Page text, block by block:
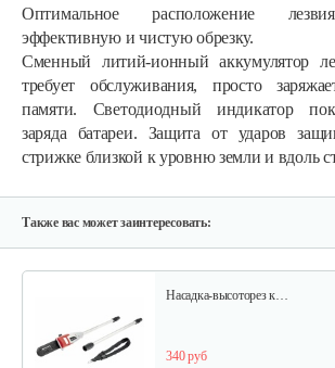
Оптимальное расположение
эффективную и чистую обрезку.
Сменный литий-ионный аккумулятор
требует обслуживания, просто
памяти. Светодиодный индикатор
заряда батареи. Защита от ударов
стрижке близкой к уровню земли и вдоль
Также вас может заинтересовать:
Аккумуляторные ножницы
325 руб
Кусторез аккумуляторный AL-
270 руб
Насадка-высоторез к…
340 руб